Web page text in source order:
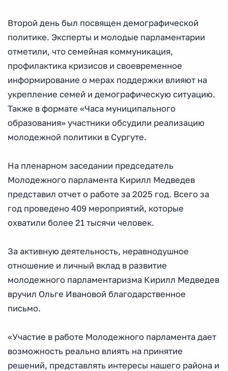
Второй день был посвящен демографической
политике. Эксперты и молодые парламентарии
отметили, что семейная коммуникация,
профилактика кризисов и своевременное
информирование о мерах поддержки влияют на
укрепление семей и демографическую ситуацию.
Также в формате «Часа муниципального
образования» участники обсудили реализацию
молодежной политики в Сургуте.
На пленарном заседании председатель
Молодежного парламента Кирилл Медведев
представил отчет о работе за 2025 год. Всего за
год проведено 409 мероприятий, которые
охватили более 21 тысячи человек.
За активную деятельность, неравнодушное
отношение и личный вклад в развитие
молодежного парламентаризма Кирилл Медведев
вручил Ольге Ивановой благодарственное
письмо.
«Участие в работе Молодежного парламента дает
возможность реально влиять на принятие
решений, представлять интересы нашего района и